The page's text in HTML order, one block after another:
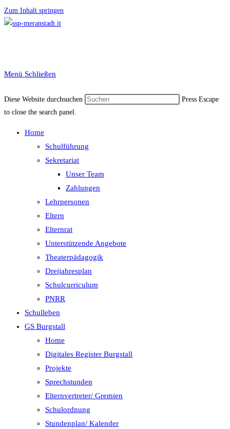
Zum Inhalt springen
Menü Schließen
Diese Website durchsuchen
Press Escape
to close the search panel.
Home
Schulführung
Sekretariat
Unser Team
Zahlungen
Lehrpersonen
Eltern
Elternrat
Unterstützende Angebote
Theaterpädagogik
Dreijahresplan
Schulcurriculum
PNRR
Schulleben
GS Burgstall
Home
Digitales Register Burgstall
Projekte
Sprechstunden
Elternvertreter/ Gremien
Schulordnung
Stundenplan/ Kalender